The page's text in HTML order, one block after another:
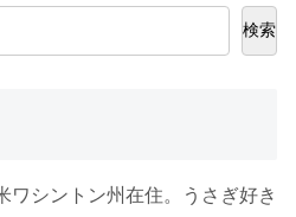
検索
ワシントン州在住。うさぎ好き